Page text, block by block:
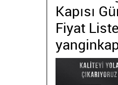
Kapısı
Fiyat